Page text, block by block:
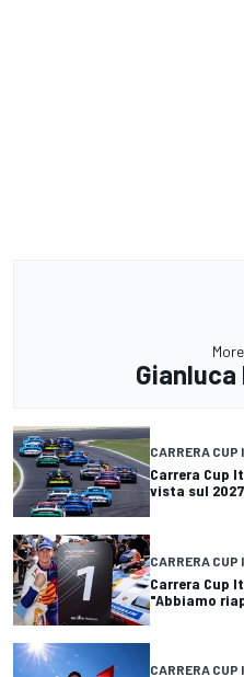
Gianluca
CARRERA CUP
Carrera Cup
vista sul 2027
CARRERA CUP
Carrera Cup
"Abbiamo
CARRERA CUP